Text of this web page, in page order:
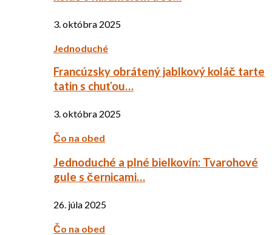
3. októbra 2025
Jednoduché
Francúzsky obrátený jablkový koláč tarte
tatin s chuťou…
3. októbra 2025
Čo na obed
Jednoduché a plné bielkovín: Tvarohové
gule s černicami…
26. júla 2025
Čo na obed